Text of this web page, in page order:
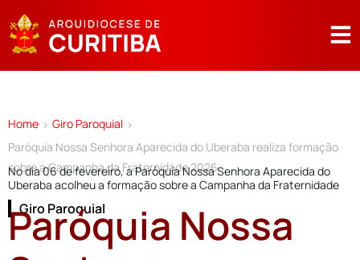
Home > Giro Paroquial >
Paróquia Nossa Senhora Aparecida do Uberaba realiza formação
sobre a Campanha da Fraternidade 2026
No dia 06 de fevereiro, a Paróquia Nossa Senhora Aparecida do
Uberaba acolheu a formação sobre a Campanha da Fraternidade
Giro Paroquial
Paróquia Nossa